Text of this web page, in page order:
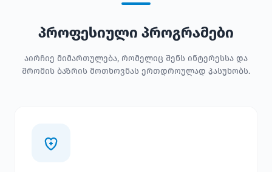
პროფესიული პროგრამები
აირჩიე მიმართულება, რომელიც შენს ინტერესსა და
შრომის ბაზრის მოთხოვნას ერთდროულად პასუხობს.